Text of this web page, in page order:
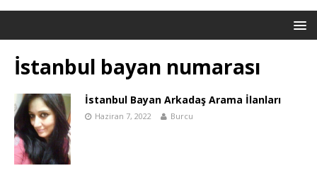
İstanbul bayan numarası
İstanbul Bayan Arkadaş Arama İlanları
Haziran 7, 2022 Burcu